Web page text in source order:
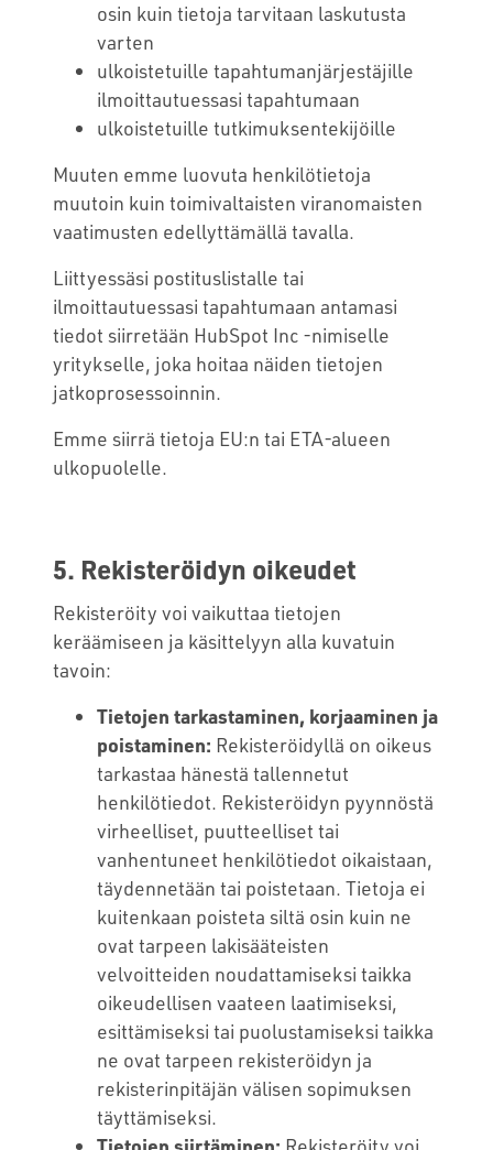
osin kuin tietoja tarvitaan laskutusta
varten
ulkoistetuille tapahtumanjärjestäjille
ilmoittautuessasi tapahtumaan
ulkoistetuille tutkimuksentekijöille
Muuten emme luovuta henkilötietoja
muutoin kuin toimivaltaisten viranomaisten
vaatimusten edellyttämällä tavalla.
Liittyessäsi postituslistalle tai
ilmoittautuessasi tapahtumaan antamasi
tiedot siirretään HubSpot Inc -nimiselle
yritykselle, joka hoitaa näiden tietojen
jatkoprosessoinnin.
Emme siirrä tietoja EU:n tai ETA-alueen
ulkopuolelle.
5. Rekisteröidyn oikeudet
Rekisteröity voi vaikuttaa tietojen
keräämiseen ja käsittelyyn alla kuvatuin
tavoin:
Tietojen tarkastaminen, korjaaminen ja
poistaminen: Rekisteröidyllä on oikeus
tarkastaa hänestä tallennetut
henkilötiedot. Rekisteröidyn pyynnöstä
virheelliset, puutteelliset tai
vanhentuneet henkilötiedot oikaistaan,
täydennetään tai poistetaan. Tietoja ei
kuitenkaan poisteta siltä osin kuin ne
ovat tarpeen lakisääteisten
velvoitteiden noudattamiseksi taikka
oikeudellisen vaateen laatimiseksi,
esittämiseksi tai puolustamiseksi taikka
ne ovat tarpeen rekisteröidyn ja
rekisterinpitäjän välisen sopimuksen
täyttämiseksi.